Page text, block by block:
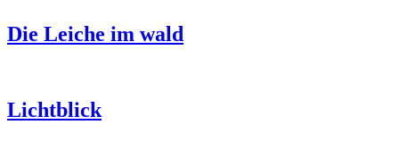
Die Leiche im wald
Lichtblick